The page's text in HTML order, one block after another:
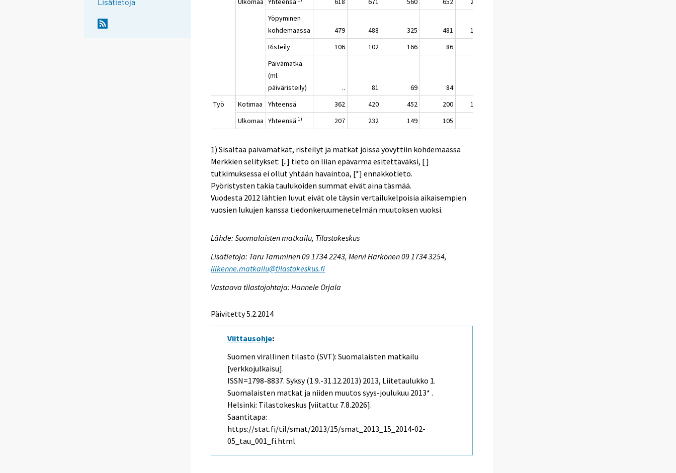
Lisätietoja
Yöpyminen
kohdemaassa
479 488 325 481 1 773
Risteily
106 102 166 86
Päivämatka
(ml.
päiväristeily)
.. 81 69 84
Työ
Kotimaa Yhteensä 362 420 452 200 1 433
Ulkomaa Yhteensä1) 207 232 149 105
1) Sisältää päivämatkat, risteilyt ja matkat joissa yövyttiin kohdemaassa
Merkkien selitykset: [..] tieto on liian epävarma esitettäväksi, [ ]
tutkimuksessa ei ollut yhtään havaintoa, [*] ennakkotieto.
Pyöristysten takia taulukoiden summat eivät aina täsmää.
Vuodesta 2012 lähtien luvut eivät ole täysin vertailukelpoisia aikaisempien
vuosien lukujen kanssa tiedonkeruumenetelmän muutoksen vuoksi.
Lähde: Suomalaisten matkailu, Tilastokeskus
Lisätietoja: Taru Tamminen 09 1734 2243, Mervi Härkönen 09 1734 3254,
liikenne.matkailu@tilastokeskus.fi
Vastaava tilastojohtaja: Hannele Orjala
Päivitetty 5.2.2014
Viittausohje:
Suomen virallinen tilasto (SVT): Suomalaisten matkailu
[verkkojulkaisu].
ISSN=1798-8837.Syksy (1.9.-31.12.2013) 2013, Liitetaulukko 1.
Suomalaisten matkat ja niiden muutos syys-joulukuu 2013* .
Helsinki: Tilastokeskus [viitattu: 7.8.2026].
Saantitapa:
https://stat.fi/til/smat/2013/15/smat_2013_15_2014-02-
05_tau_001_fi.html